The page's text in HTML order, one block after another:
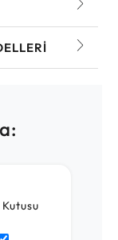
Kutusu